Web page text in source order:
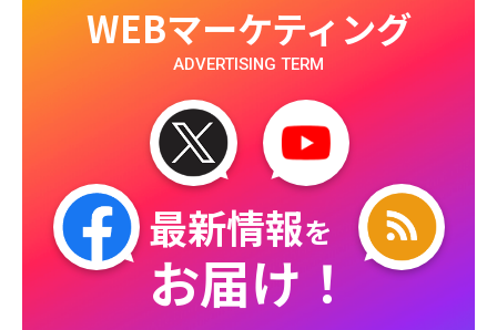
WEBマーケティング
ADVERTISING TERM
最新情報を
お届け！